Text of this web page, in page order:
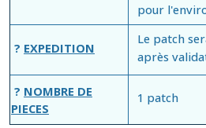
pour
? EXPEDITION
Le patch
après
? NOMBRE DE
PIECES
1 patch